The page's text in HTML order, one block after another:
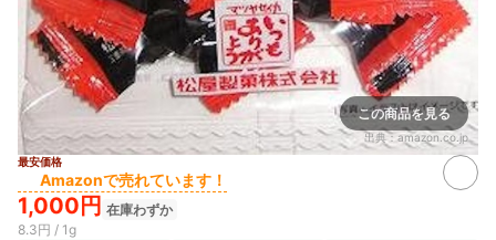
この商品を見る
出典：amazon.co.jp
最安価格
Amazonで売れています！
1,000円 在庫わずか
8.3円 / 1g